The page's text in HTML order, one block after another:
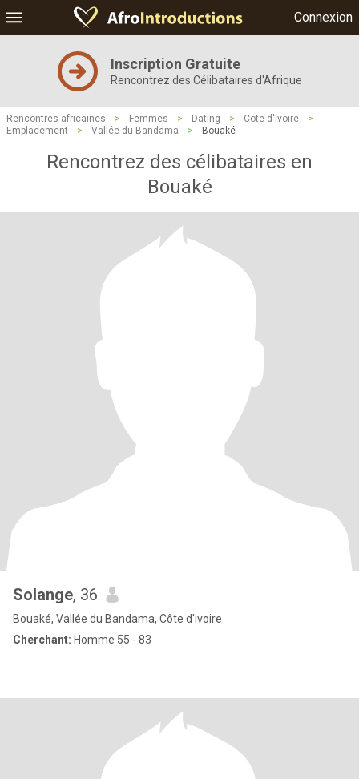
Connexion
Inscription Gratuite
Rencontrez des Célibataires d'Afrique
Rencontres africaines > Femmes > Dating > Cote d'Ivoire
>
Emplacement
> Vallée du Bandama > Bouaké
Rencontrez des célibataires en
Bouaké
Solange, 36
Bouaké, Vallée du Bandama, Côte d'ivoire
Cherchant: Homme 55 - 83